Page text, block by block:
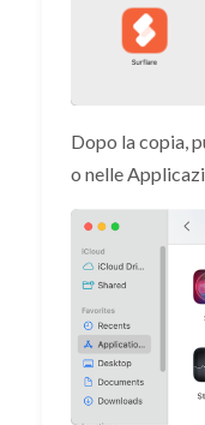
Dopo la copia,
o nelle